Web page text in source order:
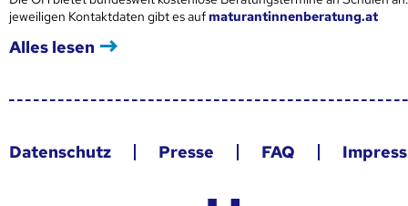
jeweiligen Kontaktdaten gibt es aufmaturantinnenberatung.at
Alles lesen
Datenschutz Presse FAQ